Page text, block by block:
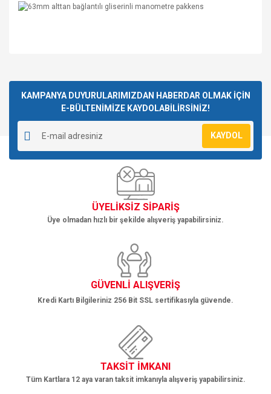
Yorum Yaz
kullanarak tarafımıza iletebilirsiniz.
Görüş ve önerileriniz için teşekkür ederiz.
Ürün resmi kalitesiz, bozuk veya görüntülenemiyor.
Ürün açıklamasında eksik bilgiler bulunuyor.
Ürün fiyatı diğer sitelerden daha pahalı.
Bu ürüne benzer farklı alternatifler olmalı.
Gönder
KAMPANYA DUYURULARIMIZDAN HABERDAR OLMAK İÇİN
E-BÜLTENİMİZE KAYDOLABİLİRSİNİZ!
KAYDOL
ÜYELİKSİZ SİPARİŞ
Üye olmadan hızlı bir şekilde alışveriş yapabilirsiniz.
GÜVENLİ ALIŞVERİŞ
Kredi Kartı Bilgileriniz 256 Bit SSL sertifikasıyla güvende.
TAKSİT İMKANI
Tüm Kartlara 12 aya varan taksit imkanıyla alışveriş yapabilirsiniz.